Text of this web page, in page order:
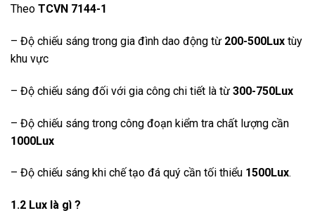
Theo TCVN 7144-1
– Độ chiếu sáng trong gia đình dao động từ 200-500Lux tùy
khu vực
– Độ chiếu sáng đối với gia công chi tiết là từ 300-750Lux
– Độ chiếu sáng trong công đoạn kiểm tra chất lượng cần
1000Lux
– Độ chiếu sáng khi chế tạo đá quý cần tối thiểu 1500Lux.
1.2 Lux là gì ?